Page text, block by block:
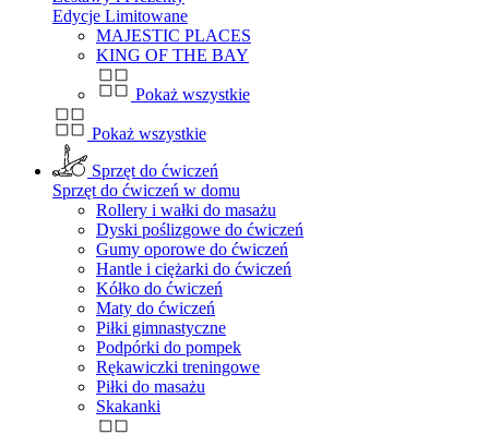
Edycje Limitowane
MAJESTIC PLACES
KING OF THE BAY
Pokaż wszystkie
Pokaż wszystkie
Sprzęt do ćwiczeń
Sprzęt do ćwiczeń w domu
Rollery i wałki do masażu
Dyski poślizgowe do ćwiczeń
Gumy oporowe do ćwiczeń
Hantle i ciężarki do ćwiczeń
Kółko do ćwiczeń
Maty do ćwiczeń
Piłki gimnastyczne
Podpórki do pompek
Rękawiczki treningowe
Piłki do masażu
Skakanki